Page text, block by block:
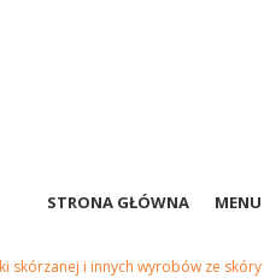
STRONA GŁÓWNA MENU
skórzanej i innych wyrobów ze skóry